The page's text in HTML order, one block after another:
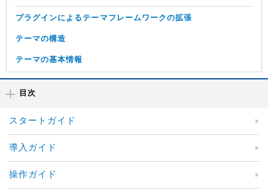
プラグインによるテーマフレームワークの拡張
テーマの構造
テーマの基本情報
目次
スタートガイド
導入ガイド
操作ガイド